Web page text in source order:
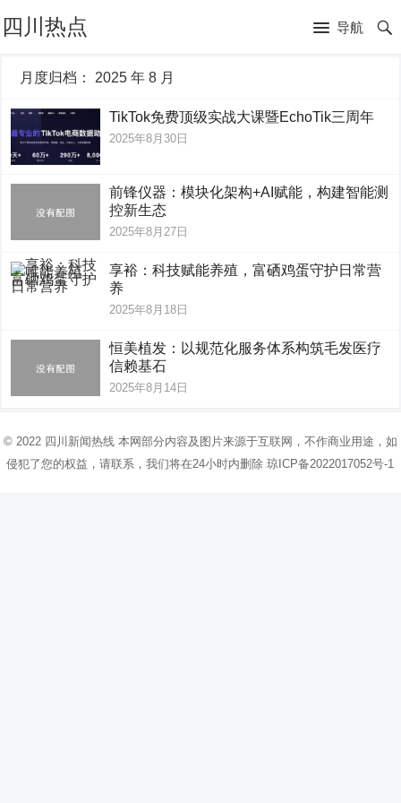
四川热点 导航
月度归档： 2025 年 8 月
TikTok免费顶级实战大课暨EchoTik三周年
2025年8月30日
前锋仪器：模块化架构+AI赋能，构建智能测
控新生态
2025年8月27日
享裕：科技赋能养殖，富硒鸡蛋守护日常营
养
2025年8月18日
恒美植发：以规范化服务体系构筑毛发医疗
信赖基石
2025年8月14日
© 2022 四川新闻热线本网部分内容及图片来源于互联网，不作商业用途，如
侵犯了您的权益，请联系，我们将在24小时内删除琼ICP备2022017052号-1